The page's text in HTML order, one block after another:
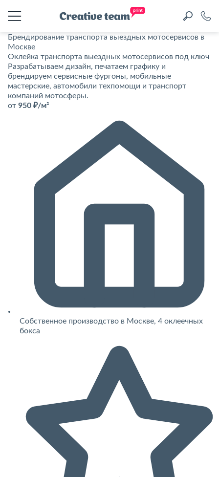
Брендирование транспорта выездных мотосервисов в
Москве
Оклейка транспорта выездных мотосервисов под ключ
Разрабатываем дизайн, печатаем графику и
брендируем сервисные фургоны, мобильные
мастерские, автомобили техпомощи и транспорт
компаний мотосферы.
от 950 ₽/м²
Собственное производство в Москве, 4 оклеечных
бокса